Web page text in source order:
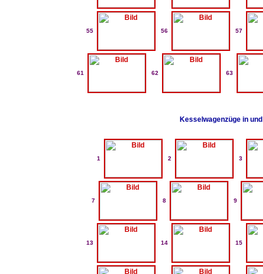
55 56 57
61 62 63
Kesselwagenzüge in
1 2 3
7 8 9
13 14 15